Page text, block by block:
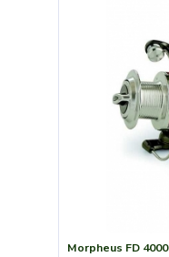
Morpheus FD 4000